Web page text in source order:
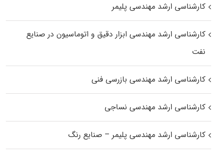
کارشناسی ارشد مهندسی پلیمر
کارشناسی ارشد مهندسی ابزار دقیق و اتوماسیون در صنایع
نفت
کارشناسی ارشد مهندسی بازرسی فنی
کارشناسی ارشد مهندسی نساجی
کارشناسی ارشد مهندسی پلیمر – صنایع رنگ